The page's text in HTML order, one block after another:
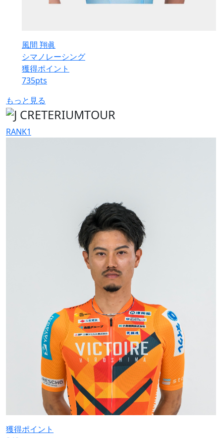
風間 翔眞
シマノレーシング
獲得ポイント
735pts
もっと見る
RANK1
獲得ポイント